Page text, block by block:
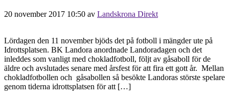
20 november 2017 10:50 av Landskrona Direkt
Lördagen den 11 november bjöds det på fotboll i mängder ute på
Idrottsplatsen. BK Landora anordnade Landoradagen och det
inleddes som vanligt med chokladfotboll, följt av gåsaboll för de
äldre och avslutades senare med årsfest för att fira ett gott år. Mellan
chokladfotbollen och gåsabollen så besökte Landoras störste spelare
genom tiderna idrottsplatsen för att […]